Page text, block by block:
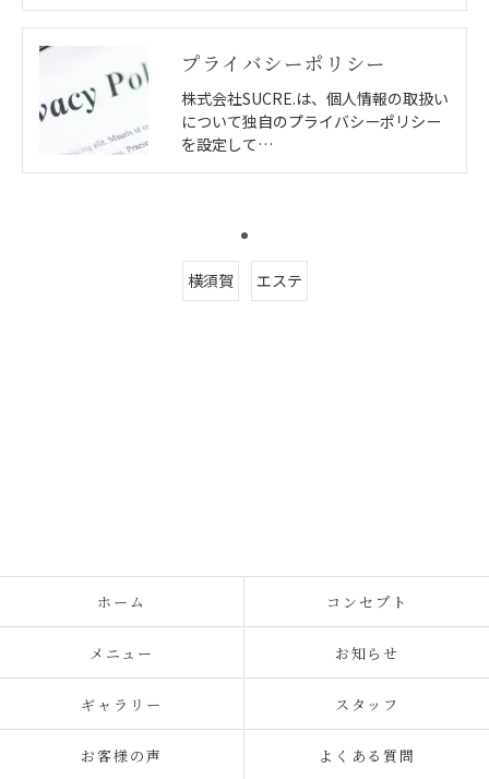
プライバシーポリシー
株式会社SUCRE.は、個人情報の取扱い
について独自のプライバシーポリシー
を設定して…
横須賀 エステ
ホーム コンセプト
メニュー お知らせ
ギャラリー スタッフ
お客様の声 よくある質問